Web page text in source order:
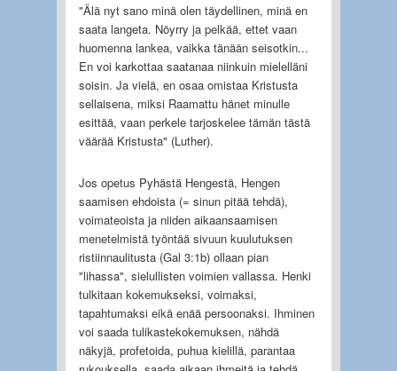
"Älä nyt sano minä olen täydellinen, minä en
saata langeta. Nöyrry ja pelkää, ettet vaan
huomenna lankea, vaikka tänään seisotkin...
En voi karkottaa saatanaa niinkuin mielelläni
soisin. Ja vielä, en osaa omistaa Kristusta
sellaisena, miksi Raamattu hänet minulle
esittää, vaan perkele tarjoskelee tämän tästä
väärää Kristusta" (Luther).
Jos opetus Pyhästä Hengestä, Hengen
saamisen ehdoista (= sinun pitää tehdä),
voimateoista ja niiden aikaansaamisen
menetelmistä työntää sivuun kuulutuksen
ristiinnaulitusta (Gal 3:1b) ollaan pian
"lihassa", sielullisten voimien vallassa. Henki
tulkitaan kokemukseksi, voimaksi,
tapahtumaksi eikä enää persoonaksi. Ihminen
voi saada tulikastekokemuksen, nähdä
näkyjä, profetoida, puhua kielillä, parantaa